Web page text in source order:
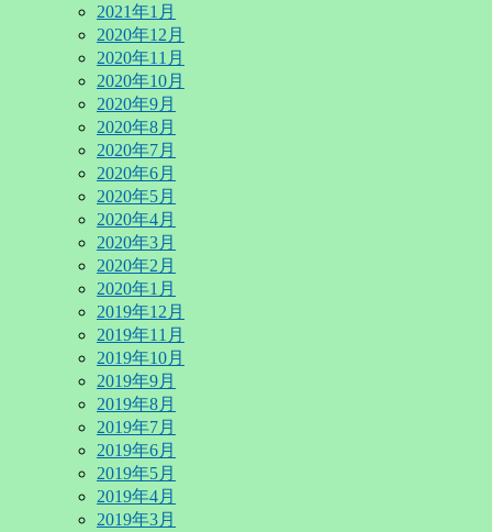
2021年1月
2020年12月
2020年11月
2020年10月
2020年9月
2020年8月
2020年7月
2020年6月
2020年5月
2020年4月
2020年3月
2020年2月
2020年1月
2019年12月
2019年11月
2019年10月
2019年9月
2019年8月
2019年7月
2019年6月
2019年5月
2019年4月
2019年3月